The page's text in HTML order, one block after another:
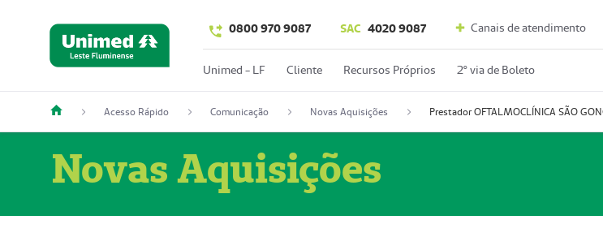
0800 970 9087 SAC 4020 9087 Canais de atendimento
Unimed - LF Cliente Recursos Próprios 2º via de Boleto
Acesso Rápido Comunicação Novas Aquisições
Novas Aquisições